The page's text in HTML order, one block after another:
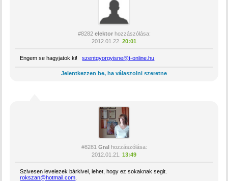
#8282 elektorhozzászólása:
2012.01.22. 20:01
Engem se hagyjatok ki!szentgyorgyisne@t-online.hu
Jelentkezzen be, ha válaszolni szeretne
#8281 Gralhozzászólása:
2012.01.21.
13:49
Szivesen levelezek bárkivel, lehet, hogy ez sokaknak segit.
rokszan@hotmail.com